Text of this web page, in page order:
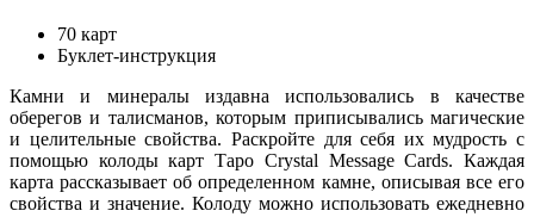
70 карт
Буклет-инструкция
Камни и минералы издавна использовались в качестве
оберегов и талисманов, которым приписывались магические
и целительные свойства. Раскройте для себя их мудрость с
помощью колоды карт Таро Crystal Message Cards. Каждая
карта рассказывает об определенном камне, описывая все его
свойства и значение. Колоду можно использовать ежедневно